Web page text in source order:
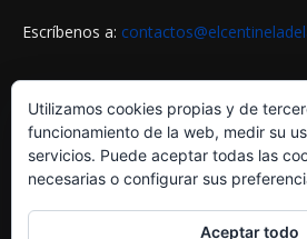
Escríbenos a:
SIGUENOS
Utilizamos cookies propias y de
funcionamiento de la web, medir su
servicios. Puede aceptar todas las
necesarias o configurar sus
Aceptar todo